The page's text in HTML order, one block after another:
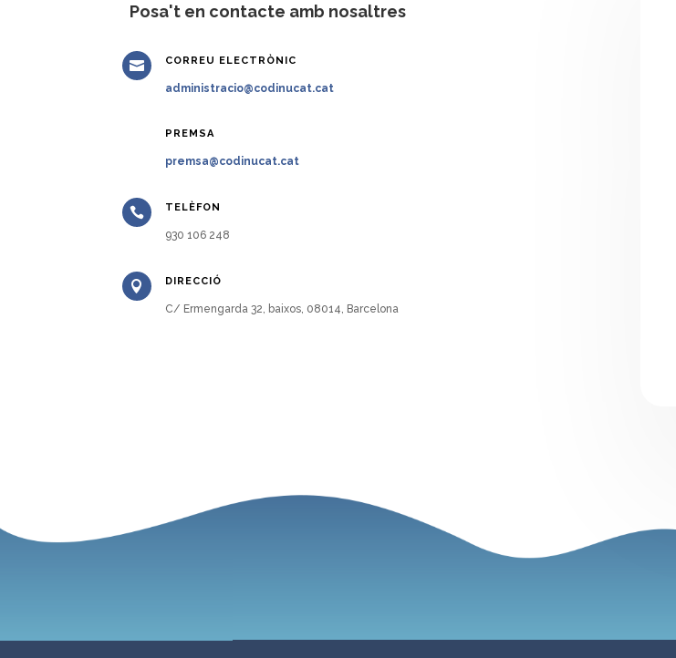
Posa't en contacte amb nosaltres
 CORREU ELECTRÒNIC
administracio@codinucat.cat
PREMSA
premsa@codinucat.cat
 TELÈFON
930 106 248
 DIRECCIÓ
C/ Ermengarda 32, baixos, 08014, Barcelona